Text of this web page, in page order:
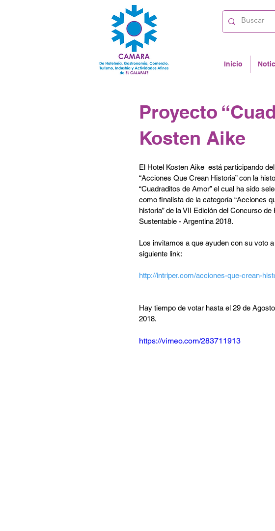
Inicio
Proyecto
Kosten Aike
El Hotel Kosten Aike  está participando
“Acciones Que Crean Historia” con la
“Cuadraditos de Amor” el cual ha sido
como finalista de la categoría “Acciones
historia” de la VII Edición del Concurso de
Sustentable - Argentina 2018.
Los invitamos a que ayuden con su voto
siguiente
http://intriper.com/acciones-que-crean-
Hay tiempo de votar hasta el 29 de
2018.
https://vimeo.com/283711913